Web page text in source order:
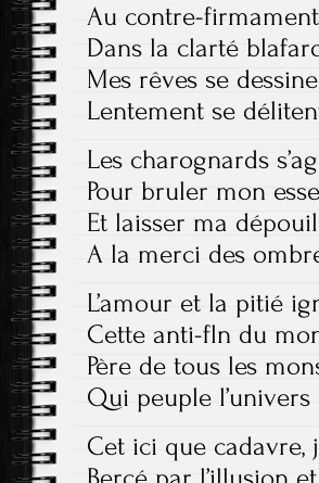
Au contre-
Dans la clarté
Mes rêves se
Lentement se
Les charognards
Pour bruler mon
Et laisser ma
A la merci des
L’amour et la pitié
Cette anti-fln du
Père de tous les
Qui peuple
Cet ici que cadavre,